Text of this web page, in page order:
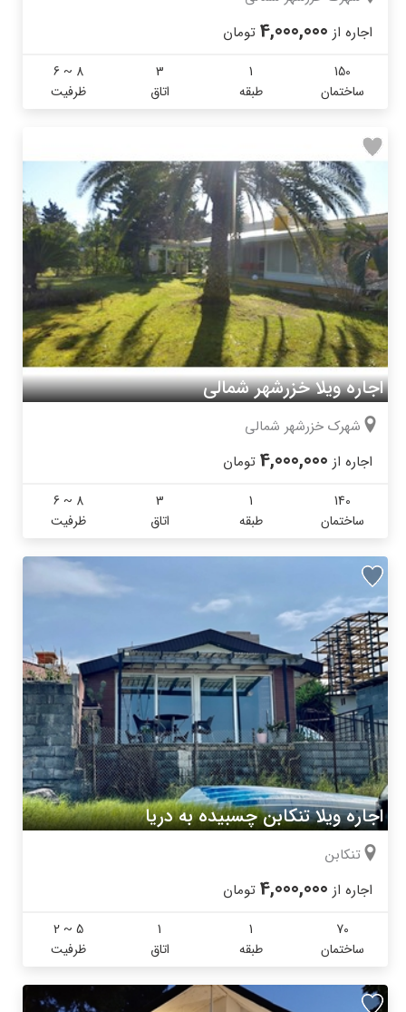
اجاره از 4,000,000 تومان
150
ساختمان
1
طبقه
3
اتاق
6 ~ 8
ظرفیت
اجاره ویلا خزرشهر شمالی
شهرک خزرشهر شمالی
اجاره از 4,000,000 تومان
140
ساختمان
1
طبقه
3
اتاق
6 ~ 8
ظرفیت
اجاره ویلا تنکابن چسبیده به دریا
تنکابن
اجاره از 4,000,000 تومان
70
ساختمان
1
طبقه
1
اتاق
2 ~ 5
ظرفیت